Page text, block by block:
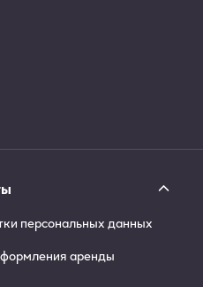
персональных данных
аренды